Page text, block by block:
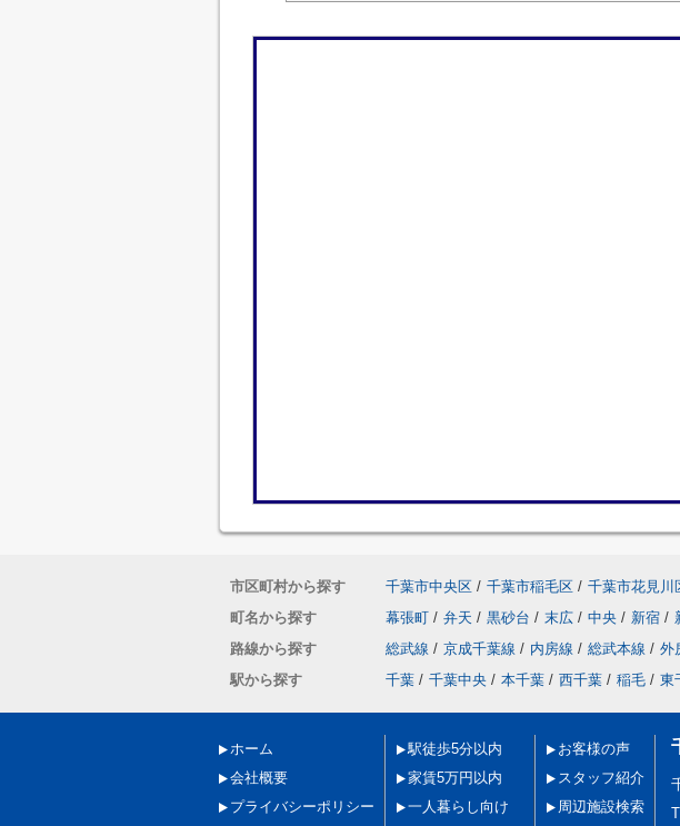
市区町村から探す 千葉市中央区 / 千葉市稲毛区 / 千葉市花見川
町名から探す
幕張町 / 弁天 / 黒砂台 / 末広 / 中央 / 新宿 /
路線から探す
総武線 / 京成千葉線 / 内房線 / 総武本線 / 外
駅から探す
千葉 / 千葉中央 / 本千葉 / 西千葉 / 稲毛 / 東
ホーム
会社概要
プライバシーポリシー
駅徒歩5分以内
家賃5万円以内
一人暮らし向け
お客様の声
スタッフ紹介
周辺施設検索